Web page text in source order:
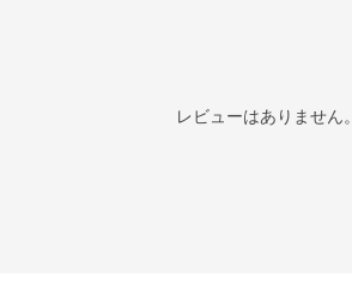
レビューはありません。